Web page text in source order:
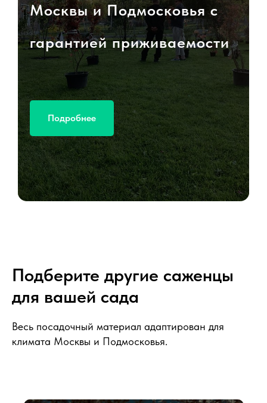
Москвы и Подмосковья с
гарантией приживаемости
Подробнее
Подберите другие саженцы
для вашей сада
Весь посадочный материал адаптирован для
климата Москвы и Подмосковья.